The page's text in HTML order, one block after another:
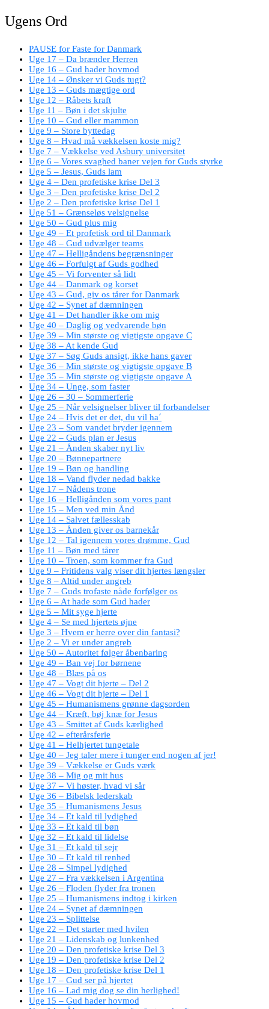
Ugens Ord
PAUSE for Faste for Danmark
Uge 17 – Da brænder Herren
Uge 16 – Gud hader hovmod
Uge 14 – Ønsker vi Guds tugt?
Uge 13 – Guds mægtige ord
Uge 12 – Råbets kraft
Uge 11 – Bøn i det skjulte
Uge 10 – Gud eller mammon
Uge 9 – Store byttedag
Uge 8 – Hvad må vækkelsen koste mig?
Uge 7 – Vækkelse ved Asbury universitet
Uge 6 – Vores svaghed baner vejen for Guds styrke
Uge 5 – Jesus, Guds lam
Uge 4 – Den profetiske krise Del 3
Uge 3 – Den profetiske krise Del 2
Uge 2 – Den profetiske krise Del 1
Uge 51 – Grænseløs velsignelse
Uge 50 – Gud plus mig
Uge 49 – Et profetisk ord til Danmark
Uge 48 – Gud udvælger teams
Uge 47 – Helligåndens begrænsninger
Uge 46 – Forfulgt af Guds godhed
Uge 45 – Vi forventer så lidt
Uge 44 – Danmark og korset
Uge 43 – Gud, giv os tårer for Danmark
Uge 42 – Synet af dæmningen
Uge 41 – Det handler ikke om mig
Uge 40 – Daglig og vedvarende bøn
Uge 39 – Min største og vigtigste opgave C
Uge 38 – At kende Gud
Uge 37 – Søg Guds ansigt, ikke hans gaver
Uge 36 – Min største og vigtigste opgave B
Uge 35 – Min største og vigtigste opgave A
Uge 34 – Unge, som faster
Uge 26 – 30 – Sommerferie
Uge 25 – Når velsignelser bliver til forbandelser
Uge 24 – Hvis det er det, du vil ha´
Uge 23 – Som vandet bryder igennem
Uge 22 – Guds plan er Jesus
Uge 21 – Ånden skaber nyt liv
Uge 20 – Bønnepartnere
Uge 19 – Bøn og handling
Uge 18 – Vand flyder nedad bakke
Uge 17 – Nådens trone
Uge 16 – Helligånden som vores pant
Uge 15 – Men ved min Ånd
Uge 14 – Salvet fællesskab
Uge 13 – Ånden giver os barnekår
Uge 12 – Tal igennem vores drømme, Gud
Uge 11 – Bøn med tårer
Uge 10 – Troen, som kommer fra Gud
Uge 9 – Fritidens valg viser dit hjertes længsler
Uge 8 – Altid under angreb
Uge 7 – Guds trofaste nåde forfølger os
Uge 6 – At hade som Gud hader
Uge 5 – Mit syge hjerte
Uge 4 – Se med hjertets øjne
Uge 3 – Hvem er herre over din fantasi?
Uge 2 – Vi er under angreb
Uge 50 – Autoritet følger åbenbaring
Uge 49 – Ban vej for børnene
Uge 48 – Blæs på os
Uge 47 – Vogt dit hjerte – Del 2
Uge 46 – Vogt dit hjerte – Del 1
Uge 45 – Humanismens grønne dagsorden
Uge 44 – Kræft, bøj knæ for Jesus
Uge 43 – Smittet af Guds kærlighed
Uge 42 – efterårsferie
Uge 41 – Helhjertet tungetale
Uge 40 – Jeg taler mere i tunger end nogen af jer!
Uge 39 – Vækkelse er Guds værk
Uge 38 – Mig og mit hus
Uge 37 – Vi høster, hvad vi sår
Uge 36 – Bibelsk lederskab
Uge 35 – Humanismens Jesus
Uge 34 – Et kald til lydighed
Uge 33 – Et kald til bøn
Uge 32 – Et kald til lidelse
Uge 31 – Et kald til sejr
Uge 30 – Et kald til renhed
Uge 28 – Simpel lydighed
Uge 27 – Fra vækkelsen i Argentina
Uge 26 – Floden flyder fra tronen
Uge 25 – Humanismens indtog i kirken
Uge 24 – Synet af dæmningen
Uge 23 – Splittelse
Uge 22 – Det starter med hvilen
Uge 21 – Lidenskab og lunkenhed
Uge 20 – Den profetiske krise Del 3
Uge 19 – Den profetiske krise Del 2
Uge 18 – Den profetiske krise Del 1
Uge 17 – Gud ser på hjertet
Uge 16 – Lad mig dog se din herlighed!
Uge 15 – Gud hader hovmod